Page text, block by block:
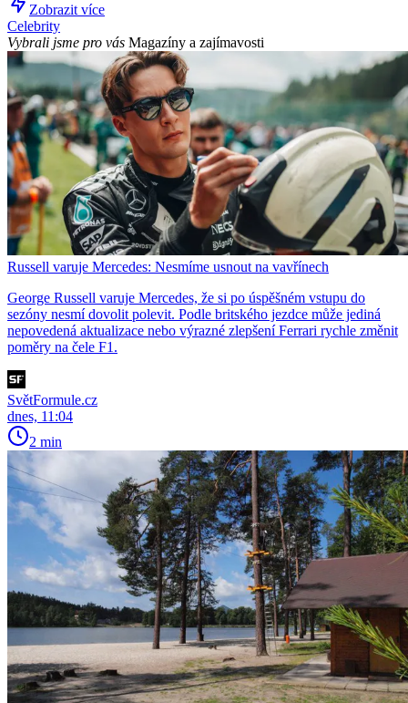
Zobrazit více
Celebrity
Vybrali jsme pro vás Magazíny a zajímavosti
Russell varuje Mercedes: Nesmíme usnout na vavřínech
George Russell varuje Mercedes, že si po úspěšném vstupu do
sezóny nesmí dovolit polevit. Podle britského jezdce může jediná
nepovedená aktualizace nebo výrazné zlepšení Ferrari rychle změnit
poměry na čele F1.
SvětFormule.cz
dnes, 11:04
2 min